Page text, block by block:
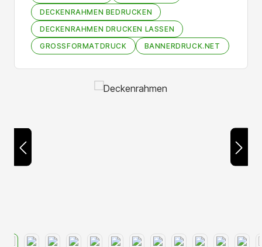
DECKENRAHMEN BEDRUCKEN
DECKENRAHMEN DRUCKEN LASSEN
GROSSFORMATDRUCK
BANNERDRUCK.NET
Bildergalerie überspringen